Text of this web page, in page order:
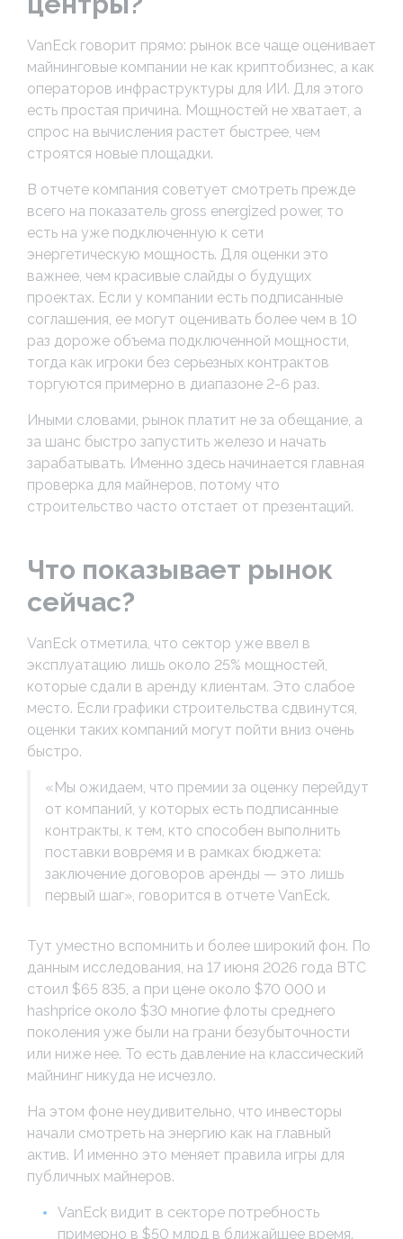
VanEck говорит прямо: рынок все чаще оценивает
майнинговые компании не как криптобизнес, а как
операторов инфраструктуры для ИИ. Для этого
есть простая причина. Мощностей не хватает, а
спрос на вычисления растет быстрее, чем
строятся новые площадки.
В отчете компания советует смотреть прежде
всего на показатель gross energized power, то
есть на уже подключенную к сети
энергетическую мощность. Для оценки это
важнее, чем красивые слайды о будущих
проектах. Если у компании есть подписанные
соглашения, ее могут оценивать более чем в 10
раз дороже объема подключенной мощности,
тогда как игроки без серьезных контрактов
торгуются примерно в диапазоне 2-6 раз.
Иными словами, рынок платит не за обещание, а
за шанс быстро запустить железо и начать
зарабатывать. Именно здесь начинается главная
проверка для майнеров, потому что
строительство часто отстает от презентаций.
Что показывает рынок
сейчас?
VanEck отметила, что сектор уже ввел в
эксплуатацию лишь около 25% мощностей,
которые сдали в аренду клиентам. Это слабое
место. Если графики строительства сдвинутся,
оценки таких компаний могут пойти вниз очень
быстро.
«Мы ожидаем, что премии за оценку перейдут
от компаний, у которых есть подписанные
контракты, к тем, кто способен выполнить
поставки вовремя и в рамках бюджета:
заключение договоров аренды — это лишь
первый шаг», говорится в отчете VanEck.
Тут уместно вспомнить и более широкий фон. По
данным исследования, на 17 июня 2026 года BTC
стоил $65 835, а при цене около $70 000 и
hashprice около $30 многие флоты среднего
поколения уже были на грани безубыточности
или ниже нее. То есть давление на классический
майнинг никуда не исчезло.
На этом фоне неудивительно, что инвесторы
начали смотреть на энергию как на главный
актив. И именно это меняет правила игры для
публичных майнеров.
VanEck видит в секторе потребность
примерно в $50 млрд в ближайшее время.